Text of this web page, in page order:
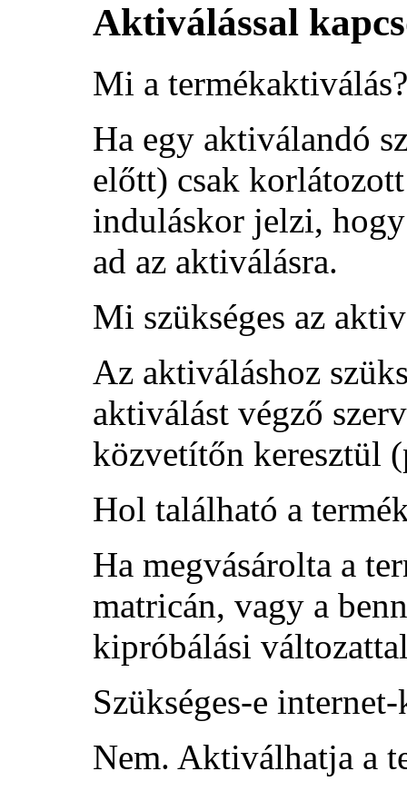
Aktiválással
Mi a termékaktiválás?
Ha egy aktiválandó
előtt) csak
induláskor jelzi,
ad az aktiválásra.
Mi szükséges az
Az aktiváláshoz
aktiválást végző
közvetítőn keresztül
Hol található a
Ha megvásárolta a
matricán, vagy a
kipróbálási
Szükséges-e
Nem. Aktiválhatja a